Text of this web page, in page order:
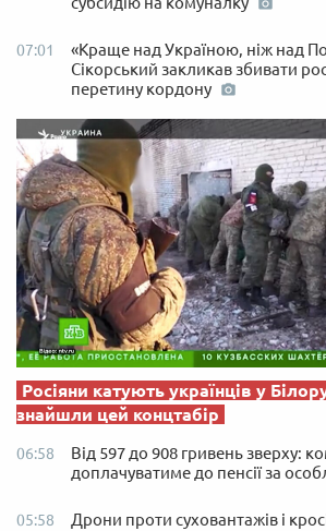
07:01
«Краще над Україною, ніж над
Сікорський закликав збивати
перетину кордону
Росіяни катують українців у
знайшли цей концтабір
06:58
Від 597 до 908 гривень зверху:
доплачуватиме до пенсії за
05:58
Дрони проти суховантажів і